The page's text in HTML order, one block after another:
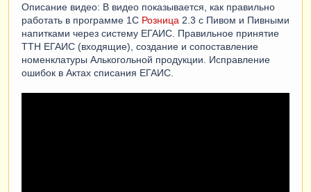
Описание видео: В видео показывается, как правильно
работать в программе 1С Розница 2.3 с Пивом и Пивными
напитками через систему ЕГАИС. Правильное принятие
ТТН ЕГАИС (входящие), создание и сопоставление
номенклатуры Алькогольной продукции. Исправление
ошибок в Актах списания ЕГАИС.